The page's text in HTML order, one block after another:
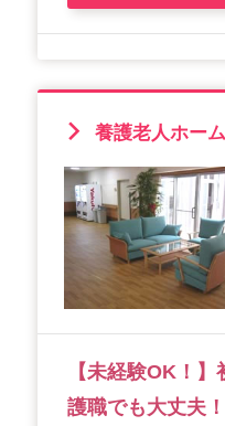
養護老人ホー
【未経験OK！
護職でも大丈夫